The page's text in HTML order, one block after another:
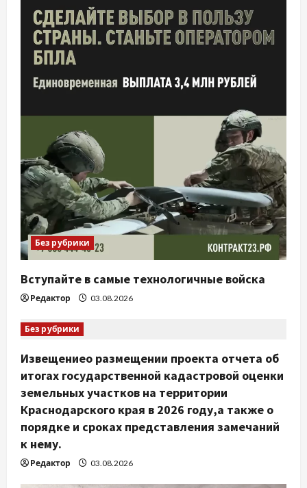
Без рубрики
Вступайте в самые технологичные войска
Редактор 03.08.2026
Без рубрики
Извещениео размещении проекта отчета об
итогах государственной кадастровой оценки
земельных участков на территории
Краснодарского края в 2026 году,а также о
порядке и сроках представления замечаний
к нему.
Редактор 03.08.2026